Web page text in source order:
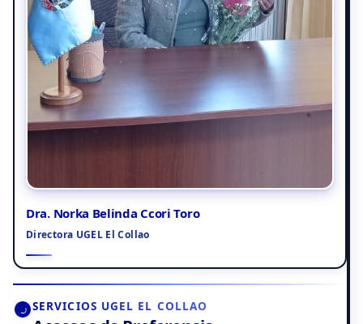
Dra. Norka Belinda Ccori Toro
Directora UGEL El Collao
SERVICIOS UGEL EL COLLAO